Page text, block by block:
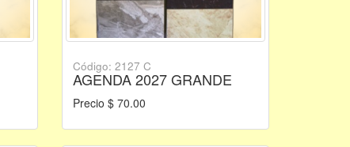
Código: 2127 C
AGENDA 2027 GRANDE
Precio $ 70.00